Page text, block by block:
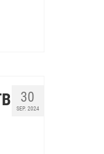
30
SEP. 2024